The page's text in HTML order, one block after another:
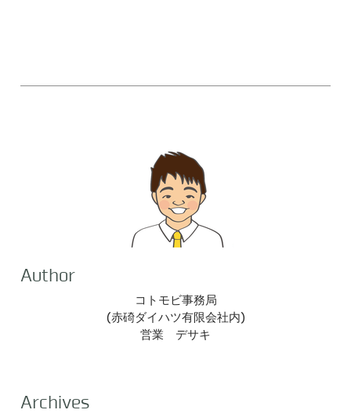
Author
コトモビ事務局
(​赤碕ダイハツ有限会社内)
営業 デサキ
Archives